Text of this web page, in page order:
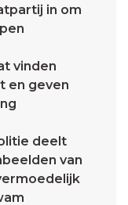
in om
vinden
en geven
deelt
van